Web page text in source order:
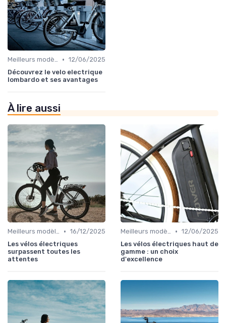
Meilleurs modèles et marques • 12/06/2025
Découvrez le velo electrique
lombardo et ses avantages
À lire aussi
Meilleurs modèles et marques • 16/12/2025
Les vélos électriques
surpassent toutes les
attentes
Meilleurs modèles et marques • 12/06/2025
Les vélos électriques haut de
gamme : un choix
d'excellence